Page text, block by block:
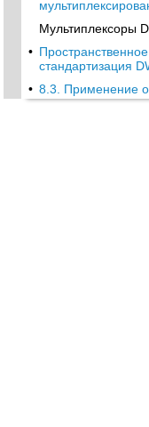
Мультиплексоры
•
стандартизация
• 8.3. Применение
EDFA